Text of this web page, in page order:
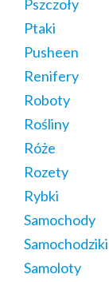
Pszczoły
Ptaki
Pusheen
Renifery
Roboty
Rośliny
Róże
Rozety
Rybki
Samochody
Samochodziki
Samoloty